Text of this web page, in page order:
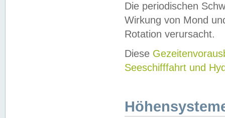
Die periodischen
Wirkung von Mond
Rotation verursacht.
Diese
Seeschifffahrt und